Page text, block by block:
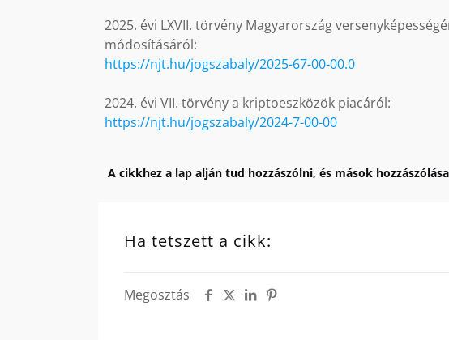
2025. évi LXVII. törvény Magyarország
módosításáról:
https://njt.hu/jogszabaly/2025-67-00-00.0
2024. évi VII. törvény a kriptoeszközök piacáról:
https://njt.hu/jogszabaly/2024-7-00-00
A cikkhez a lap alján tud hozzászólni, és mások
Ha tetszett a cikk:
Megosztás